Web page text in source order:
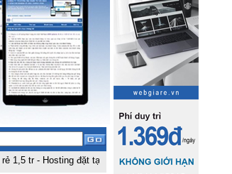
Hosting đặt tại fpt không hạn chế băng thông, dung